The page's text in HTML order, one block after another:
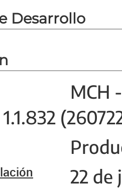
Desarrollo
MCH
22 de